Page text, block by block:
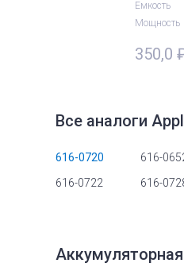
Емкость
Мощность
350,0
Все аналоги
616-0720 616-
616-0722
616-